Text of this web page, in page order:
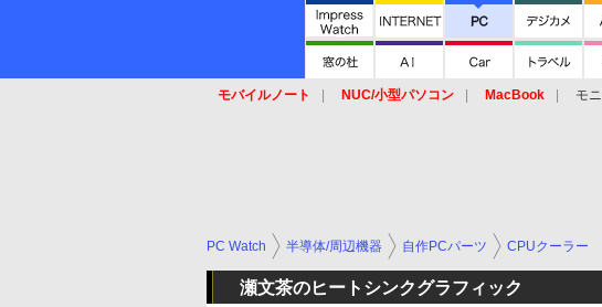
モバイルノート NUC/小型パソコン MacBook モ
PC Watch 半導体/周辺機器 自作PCパーツ CPUクーラー
瀬文茶のヒートシンクグラフィック